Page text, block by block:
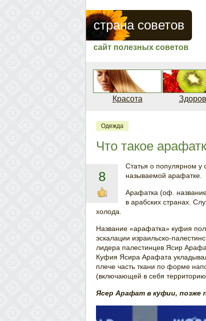
страна советов
сайт полезных советов
Красота
Одежда
Что такое
8
Статья о популярном у
называемой арафатке.
Арафатка (оф.
в арабских странах.
холода.
Название «арафатка» куфия
эскалации израильско-
лидера палестинцев Ясир
Куфия Ясира Арафата
плече часть ткани по форме
(включающей в себя территорию
Ясер Арафат в куфии, позже